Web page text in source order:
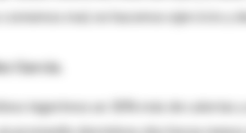
comemos mal, no hacemos ejercicio y
García.
ingerimos un 30% más de